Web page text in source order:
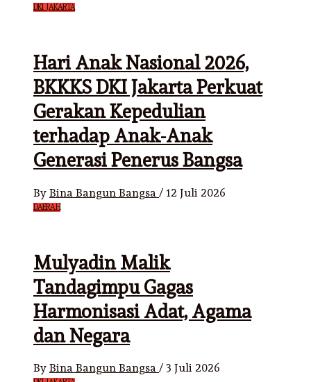
DKI JAKARTA
Hari Anak Nasional 2026,
BKKKS DKI Jakarta Perkuat
Gerakan Kepedulian
terhadap Anak-Anak
Generasi Penerus Bangsa
By Bina Bangun Bangsa / 12 Juli 2026
DAERAH
Mulyadin Malik
Tandagimpu Gagas
Harmonisasi Adat, Agama
dan Negara
By Bina Bangun Bangsa / 3 Juli 2026